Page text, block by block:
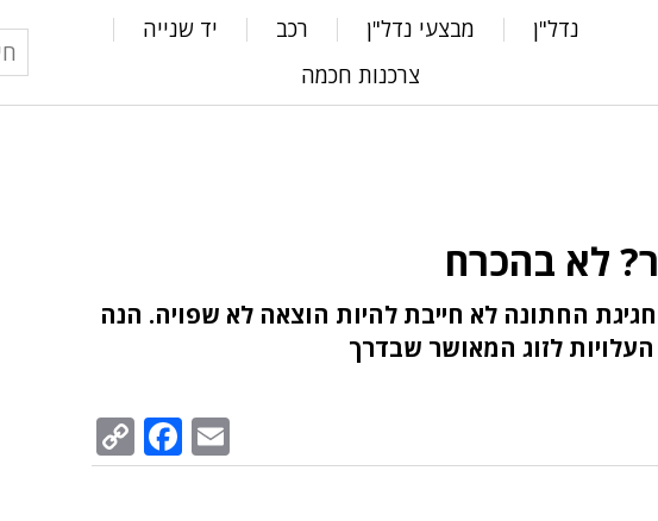
נדל"ן מבצעי נדל"ן רכב
יד שנייה
צרכנות חכמה
לא בהכרח
להציג: חגיגת החתונה לא חייבת להיות הוצאה לא שפויה. הנה
העלויות לזוג המאושר שבדרך
Email
Facebook
Link